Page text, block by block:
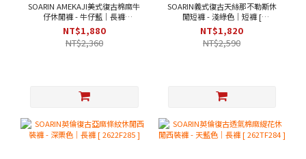
SOARIN AMEKAJI美式復古棉麻牛
仔休閒褲 - 牛仔藍｜長褲
[262TF257]
NT$1,880
NT$2,360
SOARIN義式復古天絲那不勒斯休
閒短褲 - 淺綠色｜短褲 [
262TF287 ]
NT$1,820
NT$2,590